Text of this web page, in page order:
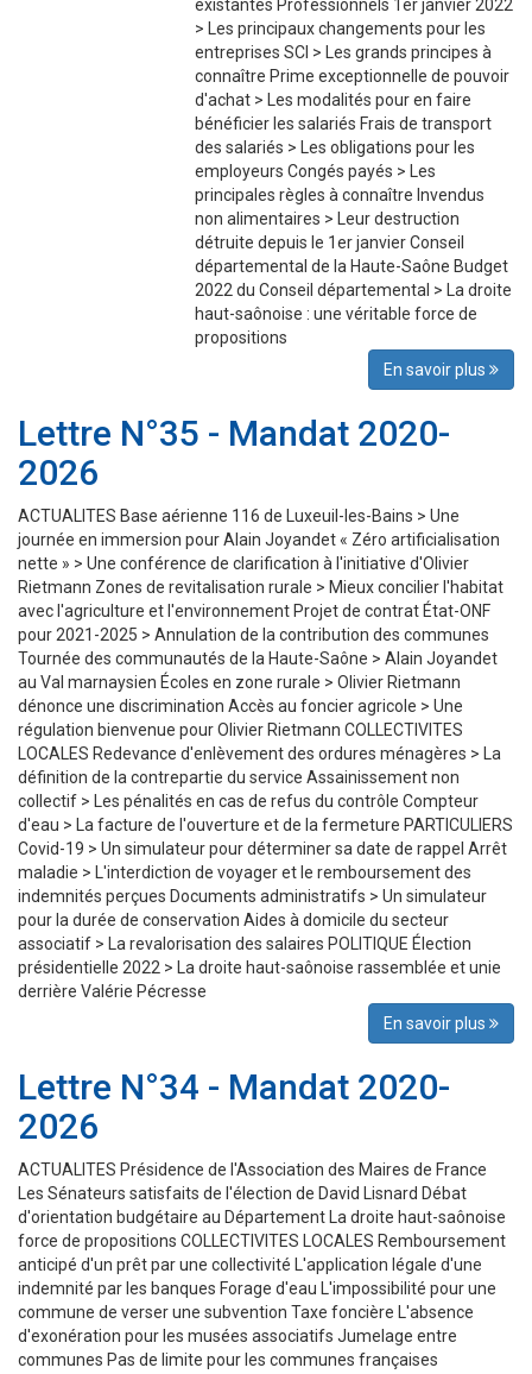
existantes Professionnels 1er janvier 2022
> Les principaux changements pour les
entreprises SCI > Les grands principes à
connaître Prime exceptionnelle de pouvoir
d'achat > Les modalités pour en faire
bénéficier les salariés Frais de transport
des salariés > Les obligations pour les
employeurs Congés payés > Les
principales règles à connaître Invendus
non alimentaires > Leur destruction
détruite depuis le 1er janvier Conseil
départemental de la Haute-Saône Budget
2022 du Conseil départemental > La droite
haut-saônoise : une véritable force de
propositions
En savoir plus
Lettre N°35 - Mandat 2020-
2026
ACTUALITES Base aérienne 116 de Luxeuil-les-Bains > Une
journée en immersion pour Alain Joyandet « Zéro artificialisation
nette » > Une conférence de clarification à l'initiative d'Olivier
Rietmann Zones de revitalisation rurale > Mieux concilier l'habitat
avec l'agriculture et l'environnement Projet de contrat État-ONF
pour 2021-2025 > Annulation de la contribution des communes
Tournée des communautés de la Haute-Saône > Alain Joyandet
au Val marnaysien Écoles en zone rurale > Olivier Rietmann
dénonce une discrimination Accès au foncier agricole > Une
régulation bienvenue pour Olivier Rietmann COLLECTIVITES
LOCALES Redevance d'enlèvement des ordures ménagères > La
définition de la contrepartie du service Assainissement non
collectif > Les pénalités en cas de refus du contrôle Compteur
d'eau > La facture de l'ouverture et de la fermeture PARTICULIERS
Covid-19 > Un simulateur pour déterminer sa date de rappel Arrêt
maladie > L'interdiction de voyager et le remboursement des
indemnités perçues Documents administratifs > Un simulateur
pour la durée de conservation Aides à domicile du secteur
associatif > La revalorisation des salaires POLITIQUE Élection
présidentielle 2022 > La droite haut-saônoise rassemblée et unie
derrière Valérie Pécresse
En savoir plus
Lettre N°34 - Mandat 2020-
2026
ACTUALITES Présidence de l'Association des Maires de France
Les Sénateurs satisfaits de l'élection de David Lisnard Débat
d'orientation budgétaire au Département La droite haut-saônoise
force de propositions COLLECTIVITES LOCALES Remboursement
anticipé d'un prêt par une collectivité L'application légale d'une
indemnité par les banques Forage d'eau L'impossibilité pour une
commune de verser une subvention Taxe foncière L'absence
d'exonération pour les musées associatifs Jumelage entre
communes Pas de limite pour les communes françaises